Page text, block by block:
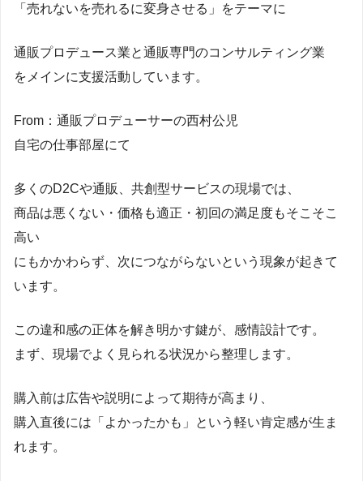
「売れないを売れるに変身させる」をテーマに
通販プロデュース業と通販専門のコンサルティング業
をメインに支援活動しています。
From：通販プロデューサーの西村公児
自宅の仕事部屋にて
多くのD2Cや通販、共創型サービスの現場では、
商品は悪くない・価格も適正・初回の満足度もそこそこ
高い
にもかかわらず、次につながらないという現象が起きて
います。
この違和感の正体を解き明かす鍵が、感情設計です。
まず、現場でよく見られる状況から整理します。
購入前は広告や説明によって期待が高まり、
購入直後には「よかったかも」という軽い肯定感が生ま
れます。